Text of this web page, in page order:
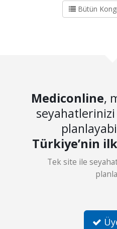
Bütün
Mediconline,
Türkiye’nin ilk
Tek site ile